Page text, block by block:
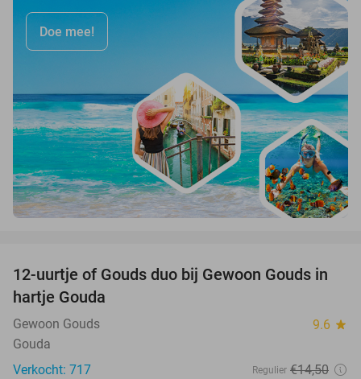
Doe mee!
34%
12-uurtje of Gouds duo bij Gewoon Gouds in
hartje Gouda
Gewoon Gouds 9.6 star
Gouda
Verkocht: 717
Regulier €14,50